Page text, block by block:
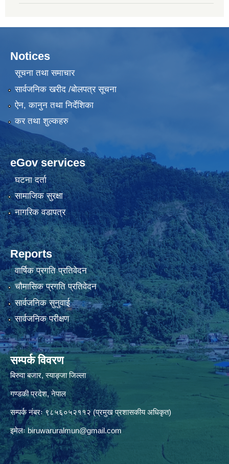
Notices
सूचना तथा समाचार
सार्वजनिक खरीद /बोलपत्र सूचना
ऐन, कानुन तथा निर्देशिका
कर तथा शुल्कहरु
eGov services
घटना दर्ता
सामाजिक सुरक्षा
नागरिक वडापत्र
Reports
वार्षिक प्रगति प्रतिवेदन
चौमासिक प्रगति प्रतिवेदन
सार्वजनिक सुनुवाई
सार्वजनिक परीक्षण
सम्पर्क विवरण
बिरुवा बजार, स्याङ्जा जिल्ला
गण्डकी प्रदेश, नेपाल
सम्पर्क नंबरः ९८५६०५२११२ (प्रमुख प्रशासकीय अधिकृत)
इमेलः biruwaruralmun@gmail.com